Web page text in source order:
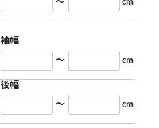
～ cm
袖幅
～ cm
後幅
～ cm